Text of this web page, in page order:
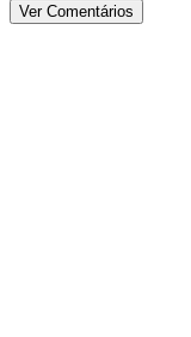
Ver Comentários